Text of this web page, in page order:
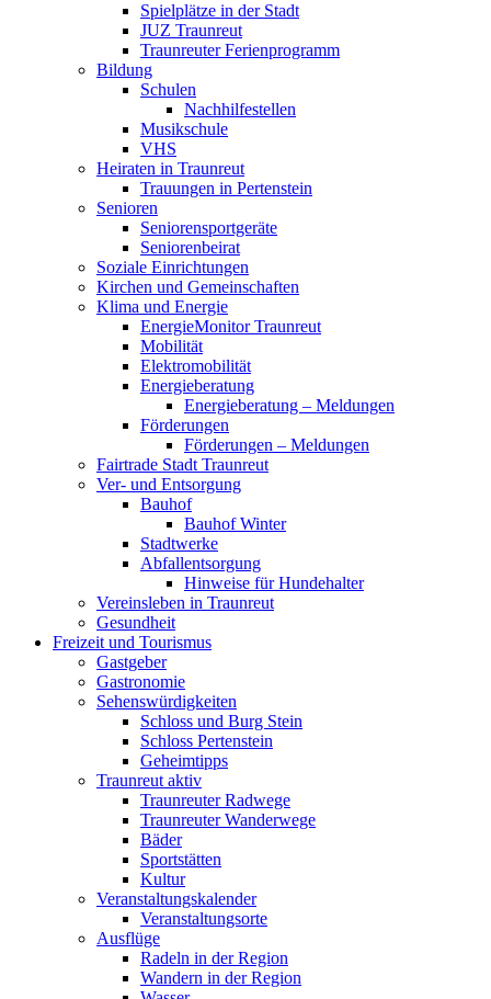
Spielplätze in der Stadt
JUZ Traunreut
Traunreuter Ferienprogramm
Bildung
Schulen
Nachhilfestellen
Musikschule
VHS
Heiraten in Traunreut
Trauungen in Pertenstein
Senioren
Seniorensportgeräte
Seniorenbeirat
Soziale Einrichtungen
Kirchen und Gemeinschaften
Klima und Energie
EnergieMonitor Traunreut
Mobilität
Elektromobilität
Energieberatung
Energieberatung – Meldungen
Förderungen
Förderungen – Meldungen
Fairtrade Stadt Traunreut
Ver- und Entsorgung
Bauhof
Bauhof Winter
Stadtwerke
Abfallentsorgung
Hinweise für Hundehalter
Vereinsleben in Traunreut
Gesundheit
Freizeit und Tourismus
Gastgeber
Gastronomie
Sehenswürdigkeiten
Schloss und Burg Stein
Schloss Pertenstein
Geheimtipps
Traunreut aktiv
Traunreuter Radwege
Traunreuter Wanderwege
Bäder
Sportstätten
Kultur
Veranstaltungskalender
Veranstaltungsorte
Ausflüge
Radeln in der Region
Wandern in der Region